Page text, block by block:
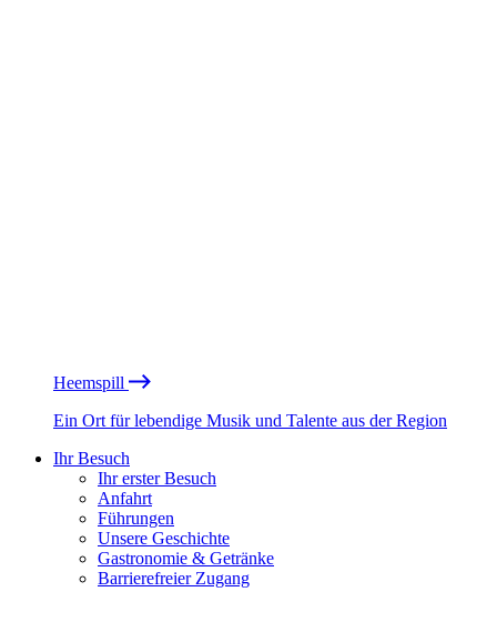
Heemspill
Ein Ort für lebendige Musik und Talente aus der Region
Ihr Besuch
Ihr erster Besuch
Anfahrt
Führungen
Unsere Geschichte
Gastronomie & Getränke
Barrierefreier Zugang